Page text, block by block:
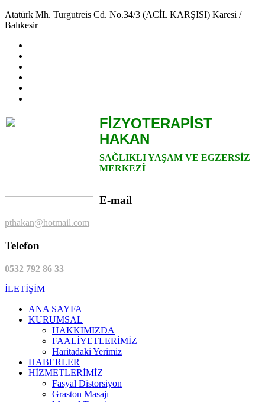
Atatürk Mh. Turgutreis Cd. No.34/3 (ACİL KARŞISI) Karesi /
Balıkesir
FİZYOTERAPİST
HAKAN
SAĞLIKLI YAŞAM VE EGZERSİZ
MERKEZİ
E-mail
pthakan@hotmail.com
Telefon
0532 792 86 33
İLETİŞİM
ANA SAYFA
KURUMSAL
HAKKIMIZDA
FAALİYETLERİMİZ
Haritadaki Yerimiz
HABERLER
HİZMETLERİMİZ
Fasyal Distorsiyon
Graston Masajı